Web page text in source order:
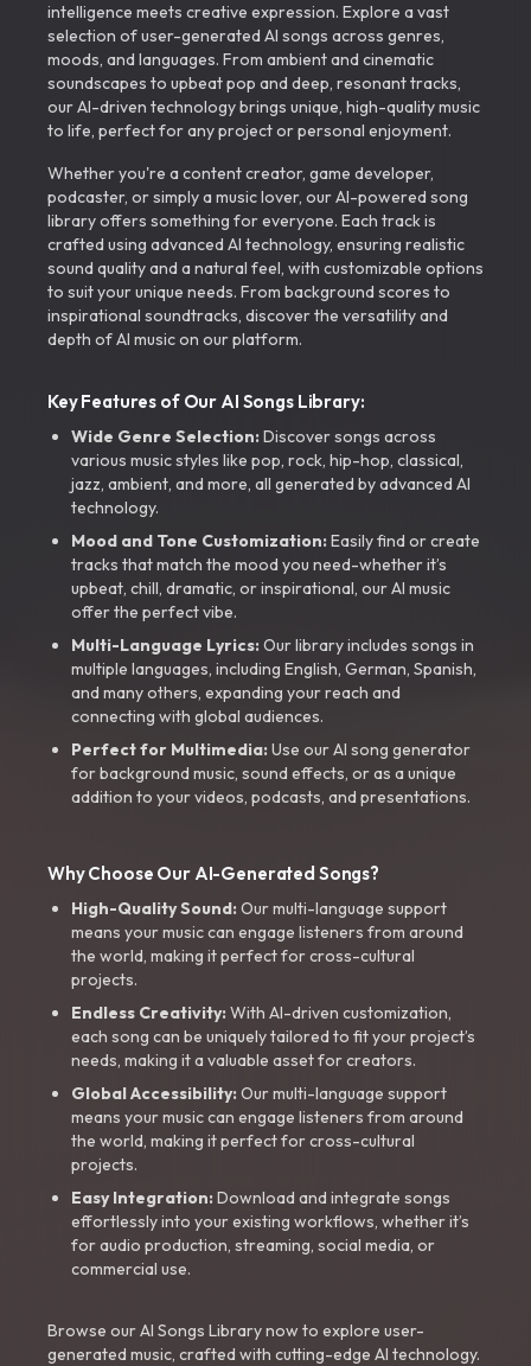
intelligence meets creative expression. Explore a vast
selection of user-generated AI songs across genres,
moods, and languages. From ambient and cinematic
soundscapes to upbeat pop and deep, resonant tracks,
our AI-driven technology brings unique, high-quality music
to life, perfect for any project or personal enjoyment.
Whether you're a content creator, game developer,
podcaster, or simply a music lover, our AI-powered song
library offers something for everyone. Each track is
crafted using advanced AI technology, ensuring realistic
sound quality and a natural feel, with customizable options
to suit your unique needs. From background scores to
inspirational soundtracks, discover the versatility and
depth of AI music on our platform.
Key Features of Our AI Songs Library:
Wide Genre Selection:Discover songs across
various music styles like pop, rock, hip-hop, classical,
jazz, ambient, and more, all generated by advanced AI
technology.
Mood and Tone Customization:Easily find or create
tracks that match the mood you need-whether it’s
upbeat, chill, dramatic, or inspirational, our AI music
offer the perfect vibe.
Multi-Language Lyrics:Our library includes songs in
multiple languages, including English, German, Spanish,
and many others, expanding your reach and
connecting with global audiences.
Perfect for Multimedia:Use our AI song generator
for background music, sound effects, or as a unique
addition to your videos, podcasts, and presentations.
Why Choose Our AI-Generated Songs?
High-Quality Sound:Our multi-language support
means your music can engage listeners from around
the world, making it perfect for cross-cultural
projects.
Endless Creativity:With AI-driven customization,
each song can be uniquely tailored to fit your project’s
needs, making it a valuable asset for creators.
Global Accessibility:Our multi-language support
means your music can engage listeners from around
the world, making it perfect for cross-cultural
projects.
Easy Integration:Download and integrate songs
effortlessly into your existing workflows, whether it’s
for audio production, streaming, social media, or
commercial use.
Browse our AI Songs Library now to explore user-
generated music, crafted with cutting-edge AI technology.